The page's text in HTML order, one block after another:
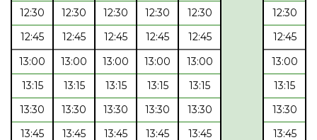
12:30
12:30 12:30 12:30 12:30
12:30
12:45
12:45 12:45 12:45 12:45
12:45
13:00
13:00 13:00 13:00 13:00
13:00
13:15
13:15 13:15 13:15 13:15
13:15
13:30
13:30 13:30 13:30 13:30
13:30
13:45
13:45 13:45 13:45 13:45 13:45